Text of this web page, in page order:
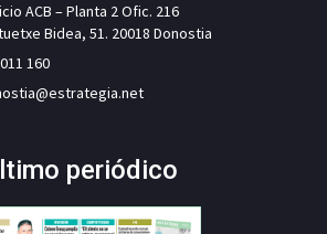
ACB – Planta 2 Ofic. 216
Bidea, 51. 20018 Donostia
160
periódico